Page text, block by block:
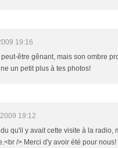
19:16
être gênant, mais son ombre
un petit plus à tes photos!
19:12
qu'il y avait cette visite à la radio,
/> Merci d'y avoir été pour nous!